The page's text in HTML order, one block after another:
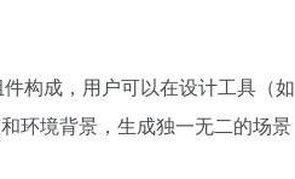
构成，用户可以在设计工具（如
环境背景，生成独一无二的场景